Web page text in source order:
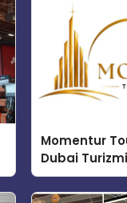
Momentur
Dubai
Operasyon
Yaratıyor